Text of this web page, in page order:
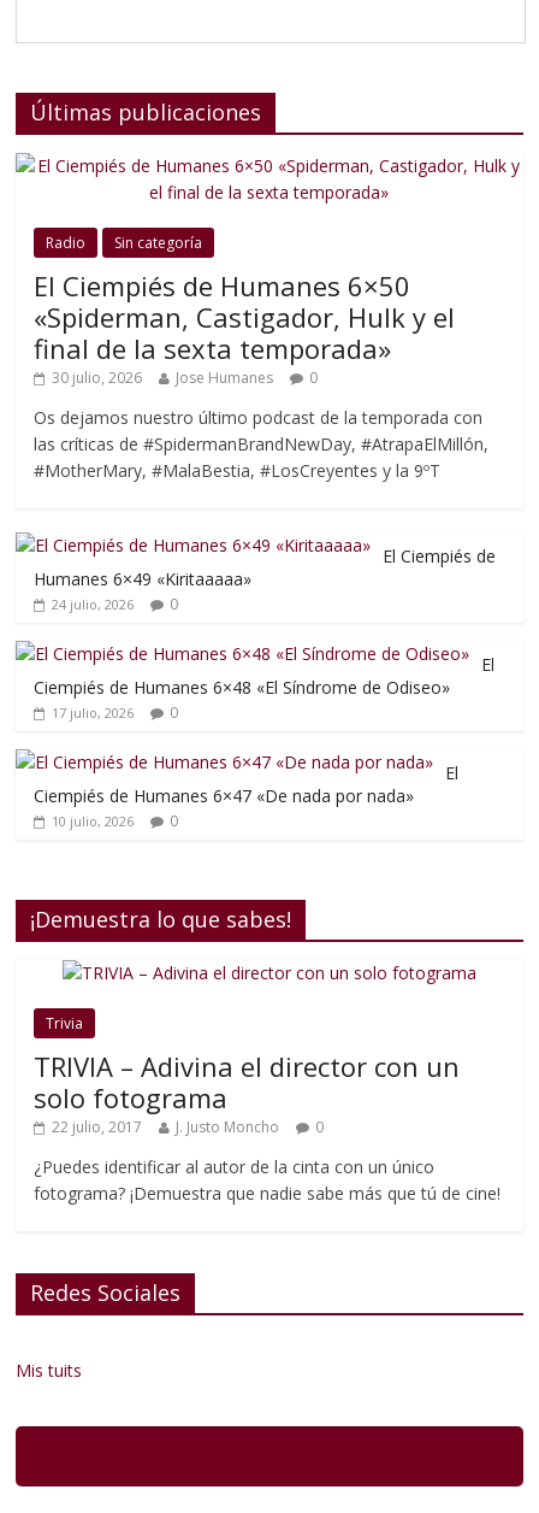
Últimas publicaciones
Radio Sin categoría
El Ciempiés de Humanes 6×50
«Spiderman, Castigador, Hulk y el
final de la sexta temporada»
30 julio, 2026 Jose Humanes 0
Os dejamos nuestro último podcast de la temporada con
las críticas de #SpidermanBrandNewDay, #AtrapaElMillón,
#MotherMary, #MalaBestia, #LosCreyentes y la 9ºT
El Ciempiés de
Humanes 6×49 «Kiritaaaaa»
24 julio, 2026 0
El
Ciempiés de Humanes 6×48 «El Síndrome de Odiseo»
17 julio, 2026 0
El
Ciempiés de Humanes 6×47 «De nada por nada»
10 julio, 2026 0
¡Demuestra lo que sabes!
Trivia
TRIVIA – Adivina el director con un
solo fotograma
22 julio, 2017 J. Justo Moncho 0
¿Puedes identificar al autor de la cinta con un único
fotograma? ¡Demuestra que nadie sabe más que tú de cine!
Redes Sociales
Mis tuits